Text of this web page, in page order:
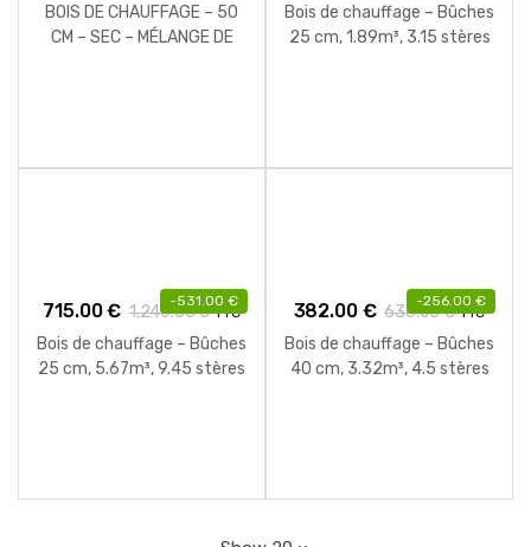
BOIS DE CHAUFFAGE – 50
CM – SEC – MÉLANGE DE
Bois de chauffage – Bûches
25 cm, 1.89m³, 3.15 stères
-531.00 €
715.00€ 1,246.00€ TTC
Bois de chauffage – Bûches
25 cm, 5.67m³, 9.45 stères
-256.00 €
382.00 € 638.00€ TTC
Bois de chauffage – Bûches
40 cm, 3.32m³, 4.5 stères